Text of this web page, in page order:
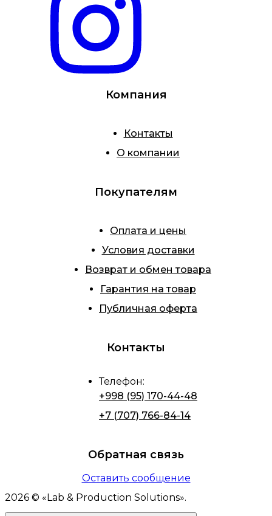
Компания
Контакты
О компании
Покупателям
Оплата и цены
Условия доставки
Возврат и обмен товара
Гарантия на товар
Публичная оферта
Контакты
Телефон:
+998 (95) 170-44-48
+7 (707) 766-84-14
Обратная связь
Оставить сообщение
2026 © « Lab & Production Solutions».